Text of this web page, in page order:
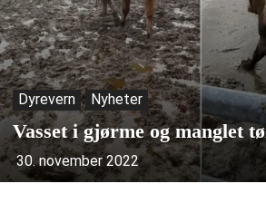
Dyrevern Nyheter
Vasset i gjørme og manglet
30. november 2022